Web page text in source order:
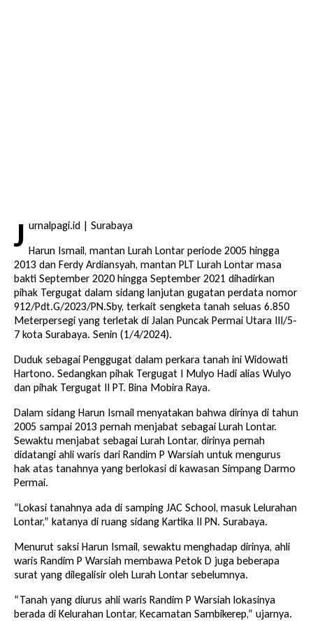
J urnalpagi.id | Surabaya
Harun Ismail, mantan Lurah Lontar periode 2005 hingga
2013 dan Ferdy Ardiansyah, mantan PLT Lurah Lontar masa
bakti September 2020 hingga September 2021 dihadirkan
pihak Tergugat dalam sidang lanjutan gugatan perdata nomor
912/Pdt.G/2023/PN.Sby, terkait sengketa tanah seluas 6.850
Meterpersegi yang terletak di Jalan Puncak Permai Utara III/5-
7 kota Surabaya. Senin (1/4/2024).
Duduk sebagai Penggugat dalam perkara tanah ini Widowati
Hartono. Sedangkan pihak Tergugat I Mulyo Hadi alias Wulyo
dan pihak Tergugat II PT. Bina Mobira Raya.
Dalam sidang Harun Ismail menyatakan bahwa dirinya di tahun
2005 sampai 2013 pernah menjabat sebagai Lurah Lontar.
Sewaktu menjabat sebagai Lurah Lontar, dirinya pernah
didatangi ahli waris dari Randim P Warsiah untuk mengurus
hak atas tanahnya yang berlokasi di kawasan Simpang Darmo
Permai.
“Lokasi tanahnya ada di samping JAC School, masuk Lelurahan
Lontar,” katanya di ruang sidang Kartika II PN. Surabaya.
Menurut saksi Harun Ismail, sewaktu menghadap dirinya, ahli
waris Randim P Warsiah membawa Petok D juga beberapa
surat yang dilegalisir oleh Lurah Lontar sebelumnya.
“Tanah yang diurus ahli waris Randim P Warsiah lokasinya
berada di Kelurahan Lontar, Kecamatan Sambikerep,” ujarnya.